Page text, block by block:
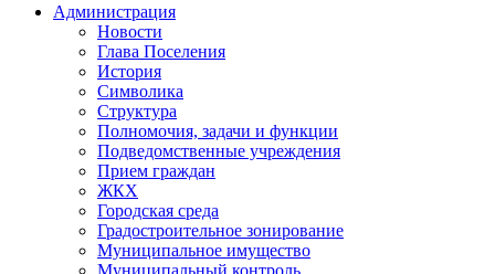
Администрация
Новости
Глава Поселения
История
Символика
Структура
Полномочия, задачи и функции
Подведомственные учреждения
Прием граждан
ЖКХ
Городская среда
Градостроительное зонирование
Муниципальное имущество
Муниципальный контроль